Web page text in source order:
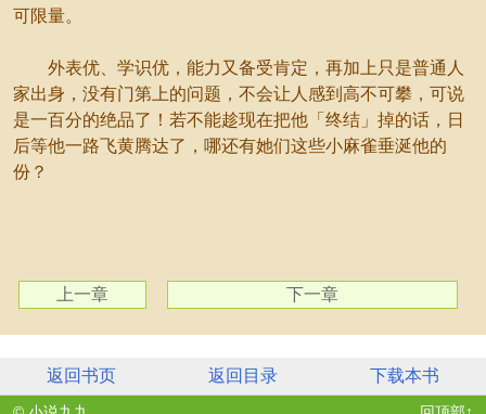
可限量。
外表优、学识优，能力又备受肯定，再加上只是普通人
家出身，没有门第上的问题，不会让人感到高不可攀，可说
是一百分的绝品了！若不能趁现在把他「终结」掉的话，日
后等他一路飞黄腾达了，哪还有她们这些小麻雀垂涎他的
份？
上一章 下一章
返回书页 返回目录 下载本书